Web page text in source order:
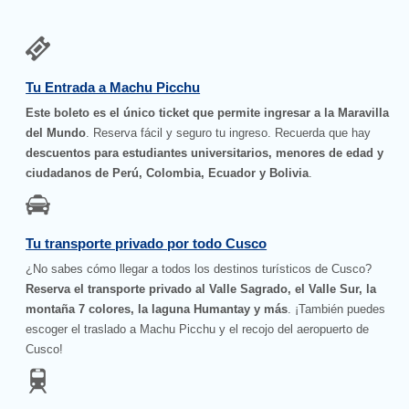
Tu Entrada a Machu Picchu
Este boleto es el único ticket que permite ingresar a la Maravilla
del Mundo. Reserva fácil y seguro tu ingreso. Recuerda que hay
descuentos para estudiantes universitarios, menores de edad y
ciudadanos de Perú, Colombia, Ecuador y Bolivia.
Tu transporte privado por todo Cusco
¿No sabes cómo llegar a todos los destinos turísticos de Cusco?
Reserva el transporte privado al Valle Sagrado, el Valle Sur, la
montaña 7 colores, la laguna Humantay y más. ¡También puedes
escoger el traslado a Machu Picchu y el recojo del aeropuerto de
Cusco!